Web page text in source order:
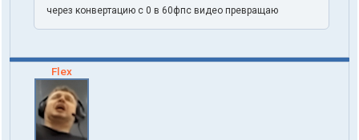
через конвертацию с 0 в 60фпс видео превращаю
Flex